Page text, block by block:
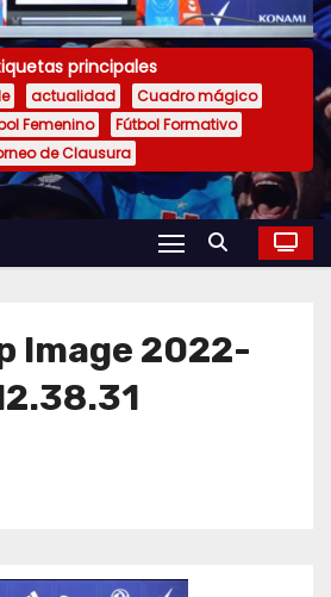
principales
actualidad
Cuadro mágico
Femenino
Fútbol Formativo
de Clausura
Image 2022-